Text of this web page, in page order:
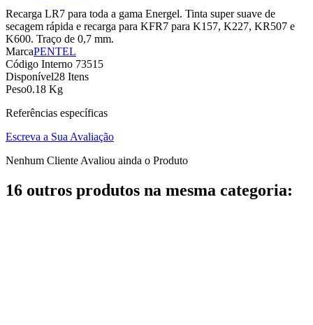
Recarga LR7 para toda a gama Energel. Tinta super suave de
secagem rápida e recarga para KFR7 para K157, K227, KR507 e
K600. Traço de 0,7 mm.
MarcaPENTEL
Código Interno 73515
Disponível28 Itens
Peso0.18 Kg
Referências específicas
Escreva a Sua Avaliação
Nenhum Cliente Avaliou ainda o Produto
16 outros produtos na mesma categoria: